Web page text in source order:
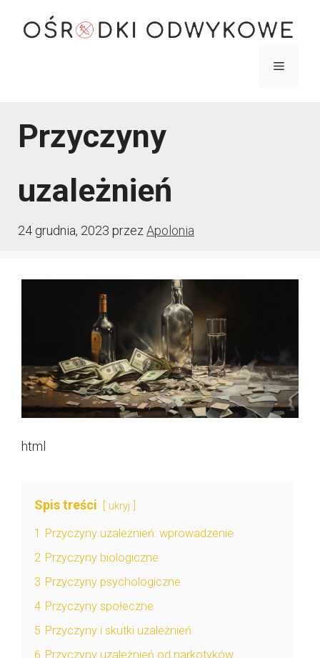
Menu
Przyczyny
uzależnień
24 grudnia, 2023 przez Apolonia
html
Spis treści ukryj
1 Przyczyny uzależnień: wprowadzenie
2 Przyczyny biologiczne
3 Przyczyny psychologiczne
4 Przyczyny społeczne
5 Przyczyny i skutki uzależnień
6 Przyczyny uzależnień od narkotyków